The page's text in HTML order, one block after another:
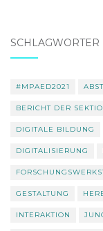
SCHLAGWÖRTER
#MPAED2021
BERICHT DER
DIGITALE BILDUNG
DIGITALISIERUNG
GESTALTUNG
INTERAKTION